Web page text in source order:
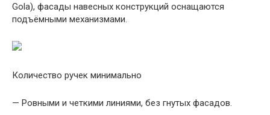
Gola), фасады навесных конструкций оснащаются
подъёмными механизмами.
Количество ручек минимально
— Ровными и четкими линиями, без гнутых фасадов.